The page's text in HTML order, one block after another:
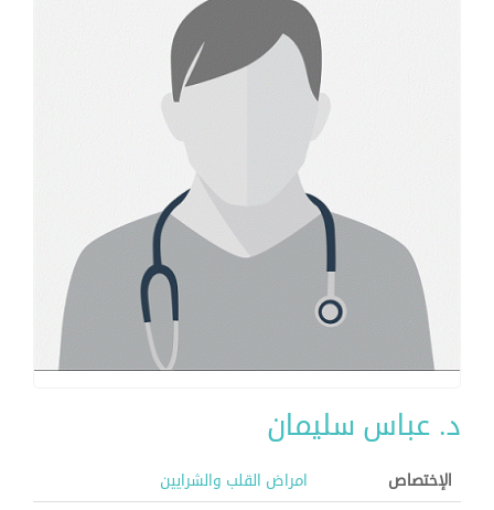
د. عباس سليمان
الإختصاص
امراض القلب والشرايين